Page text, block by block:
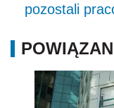
pozostali